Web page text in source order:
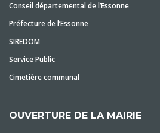
Conseil départemental de l’Essonne
Préfecture de l’Essonne
SIREDOM
Service Public
Cimetière communal
OUVERTURE DE LA MAIRIE